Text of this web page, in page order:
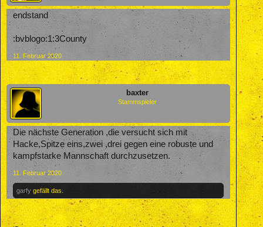
endstand
:bvblogo:1:3County
11. Februar 2020
baxter
Stammspieler
Die nächste Generation ,die versucht sich mit
Hacke,Spitze eins,zwei ,drei gegen eine robuste und
kampfstarke Mannschaft durchzusetzen.
11. Februar 2020
garfy gefällt das.